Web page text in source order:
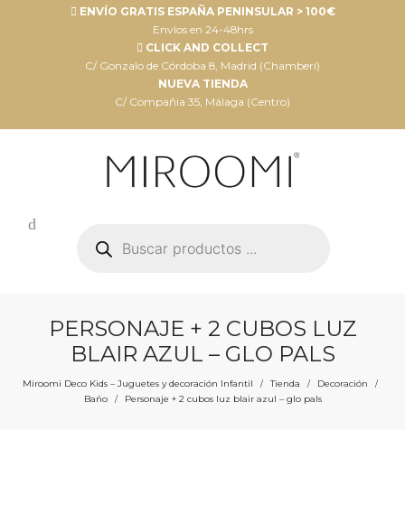
ENVÍO GRATIS ESPAÑA PENINSULAR > 100€
Envíos en 24-48hrs
CLICK AND COLLECT
C/ Gonzalo de Córdoba 8, Madrid (Chamberí)
NUEVA TIENDA
C/ Compañia 35, Málaga (Centro)
productos
PERSONAJE + 2 CUBOS LUZ
BLAIR AZUL – GLO PALS
Miroomi Deco Kids – Juguetes y decoración Infantil / Tienda / Decoración /
Baño / Personaje + 2 cubos luz blair azul – glo pals